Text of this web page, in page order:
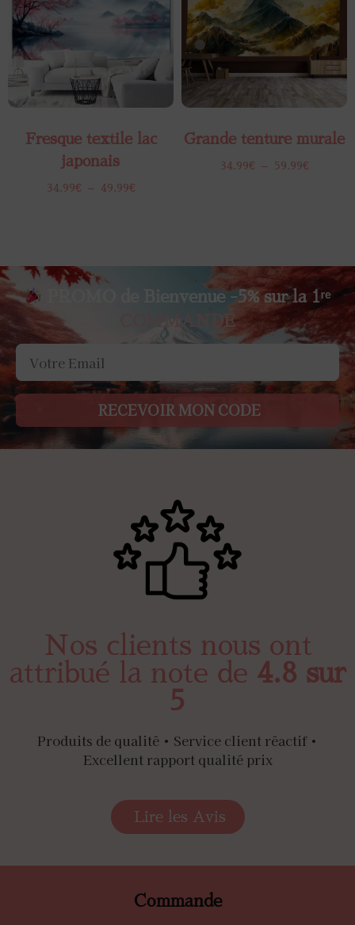
Fresque textile lac
japonais
34.99€ – 49.99€
Grande tenture murale
34.99€ – 59.99€
PROMO de Bienvenue -5% sur la 1ʳᵉ
COMMANDE
RECEVOIR MON CODE
Nos clients nous ont
attribué la note de 4.8 sur
5
Produits de qualité • Service client réactif •
Excellent rapport qualité prix
Lire les Avis
Commande